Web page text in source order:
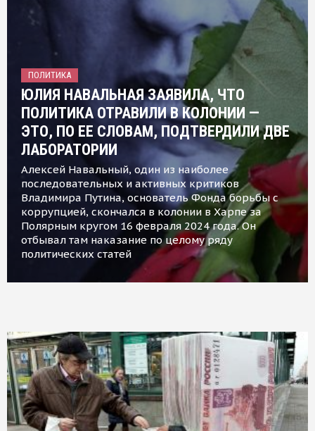
ПОЛИТИКА
ЮЛИЯ НАВАЛЬНАЯ ЗАЯВИЛА, ЧТО
ПОЛИТИКА ОТРАВИЛИ В КОЛОНИИ —
ЭТО, ПО ЕЕ СЛОВАМ, ПОДТВЕРДИЛИ ДВЕ
ЛАБОРАТОРИИ
Алексей Навальный, один из наиболее
последовательных и активных критиков
Владимира Путина, основатель Фонда борьбы с
коррупцией, скончался в колонии в Харпе за
Полярным кругом 16 февраля 2024 года. Он
отбывал там наказание по целому ряду
политических статей